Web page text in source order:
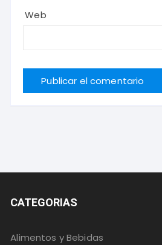
Web
CATEGORIAS
Alimentos y Bebidas